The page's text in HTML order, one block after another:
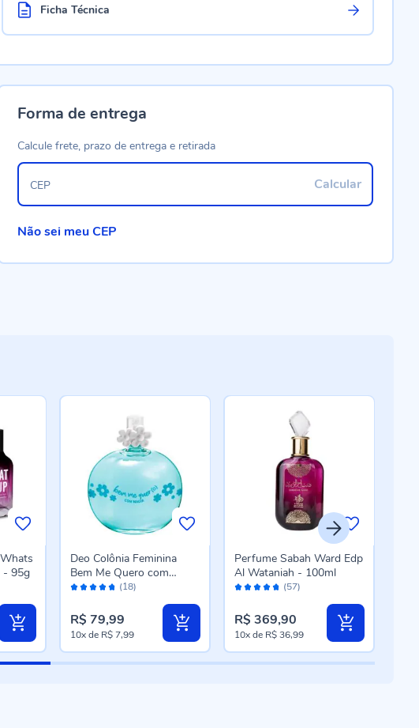
Ficha Técnica
Forma de entrega
Calcule frete, prazo de entrega e retirada
Calcular
CEP
Não sei meu CEP
- 95g
Avaliação: (18)
Deo Colônia Feminina
Bem Me Quero com
Magia Jequiti - 100ml
R$ 79,99
10xde R$ 7,99
Avaliação: (57)
Perfume Sabah Ward Edp
Al Wataniah - 100ml
R$ 369,90
10xde R$ 36,99